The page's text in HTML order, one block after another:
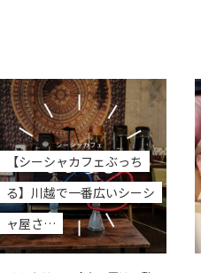
【シーシャカフェぶっち
る】川越で一番広いシーシ
ャ屋さ…